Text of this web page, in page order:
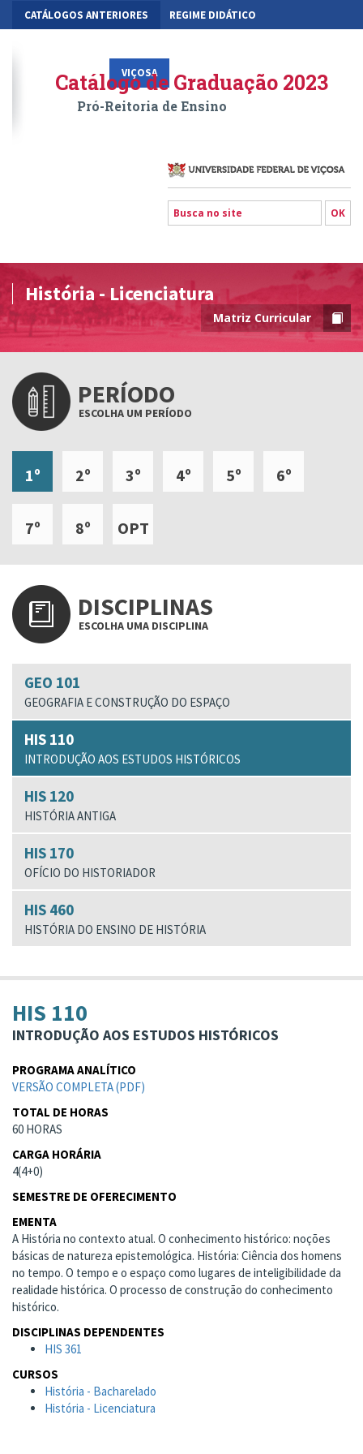
CATÁLOGOS ANTERIORES REGIME DIDÁTICO
VIÇOSA RIO PARANAÍBA FLORESTAL
Catálogo de Graduação 2023
Pró-Reitoria de Ensino
História - Licenciatura
Matriz Curricular
PERÍODO
ESCOLHA UM PERÍODO
1º 2º 3º 4º 5º 6º
7º 8º OPT
DISCIPLINAS
ESCOLHA UMA DISCIPLINA
GEO 101
GEOGRAFIA E CONSTRUÇÃO DO ESPAÇO
HIS 110
INTRODUÇÃO AOS ESTUDOS HISTÓRICOS
HIS 120
HISTÓRIA ANTIGA
HIS 170
OFÍCIO DO HISTORIADOR
HIS 460
HISTÓRIA DO ENSINO DE HISTÓRIA
HIS 110
INTRODUÇÃO AOS ESTUDOS HISTÓRICOS
PROGRAMA ANALÍTICO
VERSÃO COMPLETA (PDF)
TOTAL DE HORAS
60 HORAS
CARGA HORÁRIA
4(4+0)
SEMESTRE DE OFERECIMENTO
EMENTA
A História no contexto atual. O conhecimento histórico: noções
básicas de natureza epistemológica. História: Ciência dos homens
no tempo. O tempo e o espaço como lugares de inteligibilidade da
realidade histórica. O processo de construção do conhecimento
histórico.
DISCIPLINAS DEPENDENTES
HIS 361
CURSOS
História - Bacharelado
História - Licenciatura